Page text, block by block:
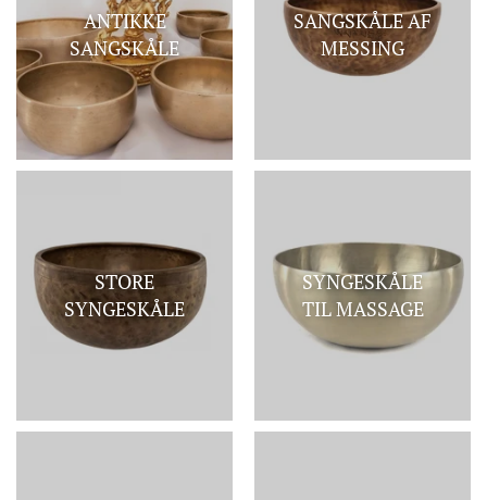
ANTIKKE
SANGSKÅLE
SANGSKÅLE AF
MESSING
STORE
SYNGESKÅLE
SYNGESKÅLE
TIL MASSAGE